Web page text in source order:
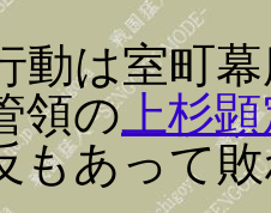
動は室町
領の上杉
もあって